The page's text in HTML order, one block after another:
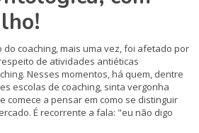
do coaching, mais uma vez, foi afetado por
de atividades antiéticas
Nesses momentos, há quem, dentre
escolas de coaching, sinta vergonha
comece a pensar em como se distinguir
É recorrente a fala: "eu não digo